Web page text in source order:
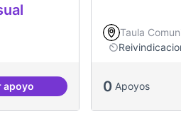
apoyo
Tips for Choosing Audio Visual
Taula
0 Apoyos